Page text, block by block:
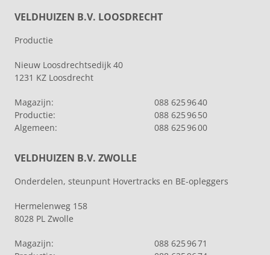
VELDHUIZEN B.V. LOOSDRECHT
Productie
Nieuw Loosdrechtsedijk 40
1231 KZ Loosdrecht
Magazijn:
088 625 96 40
Productie:
088 625 96 50
Algemeen:
088 625 96 00
VELDHUIZEN B.V. ZWOLLE
Onderdelen, steunpunt Hovertracks en BE-opleggers
Hermelenweg 158
8028 PL Zwolle
Magazijn:
088 625 96 71